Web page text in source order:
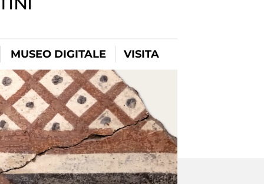
MUSEO DIGITALE VISITA